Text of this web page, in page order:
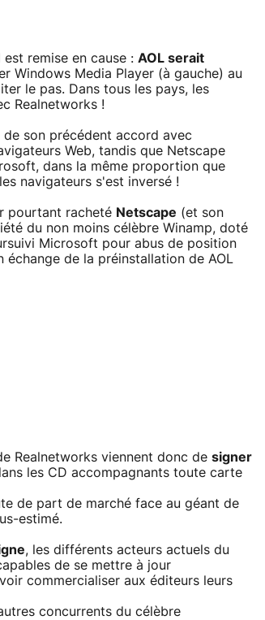
remise en cause : AOL serait
Windows Media Player (à gauche) au
le pas. Dans tous les pays, les
Realnetworks !
son précédent accord avec
Web, tandis que Netscape
dans la même proportion que
navigateurs s'est inversé !
pourtant racheté Netscape (et son
du non moins célèbre Winamp, doté
Microsoft pour abus de position
de la préinstallation de AOL
Realnetworks viennent donc de signer
les CD accompagnants toute carte
de part de marché face au géant de
estimé.
, les différents acteurs actuels du
de se mettre à jour
commercialiser aux éditeurs leurs
concurrents du célèbre